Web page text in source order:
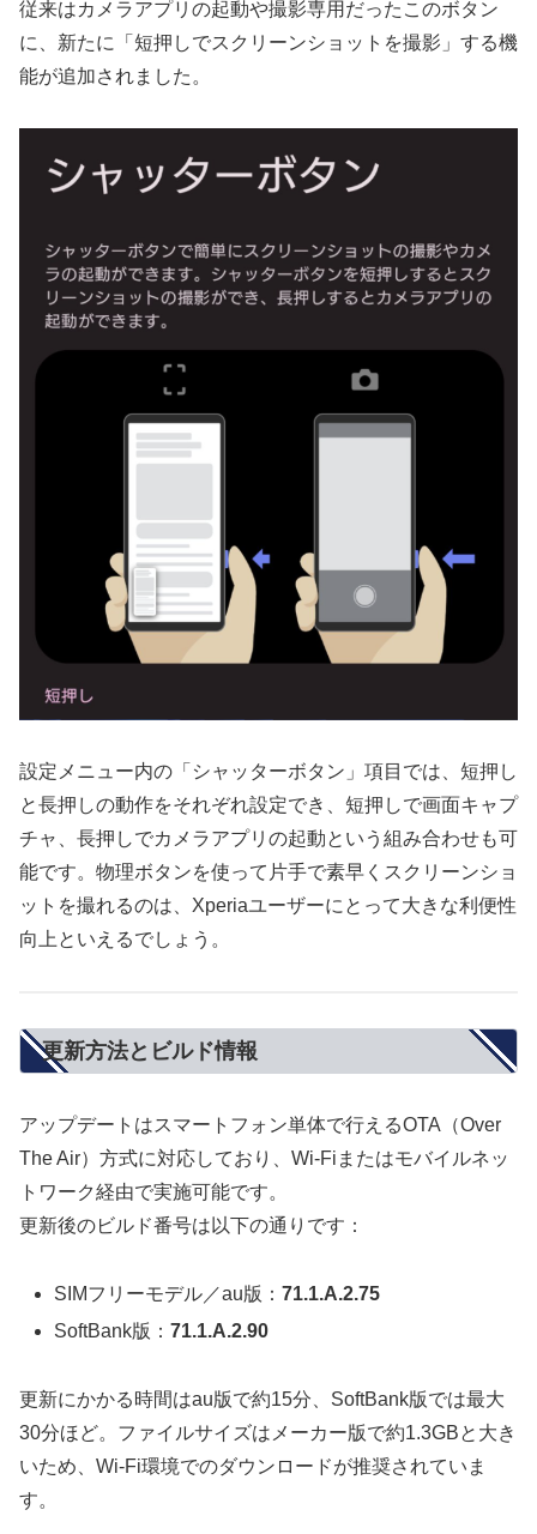
従来はカメラアプリの起動や撮影専用だったこのボタン
に、新たに「短押しでスクリーンショットを撮影」する機
能が追加されました。
設定メニュー内の「シャッターボタン」項目では、短押し
と長押しの動作をそれぞれ設定でき、短押しで画面キャプ
チャ、長押しでカメラアプリの起動という組み合わせも可
能です。物理ボタンを使って片手で素早くスクリーンショ
ットを撮れるのは、Xperiaユーザーにとって大きな利便性
向上といえるでしょう。
更新方法とビルド情報
アップデートはスマートフォン単体で行えるOTA（Over
The Air）方式に対応しており、Wi-Fiまたはモバイルネッ
トワーク経由で実施可能です。
更新後のビルド番号は以下の通りです：
SIMフリーモデル／au版：71.1.A.2.75
SoftBank版：71.1.A.2.90
更新にかかる時間はau版で約15分、SoftBank版では最大
30分ほど。ファイルサイズはメーカー版で約1.3GBと大き
いため、Wi-Fi環境でのダウンロードが推奨されていま
す。